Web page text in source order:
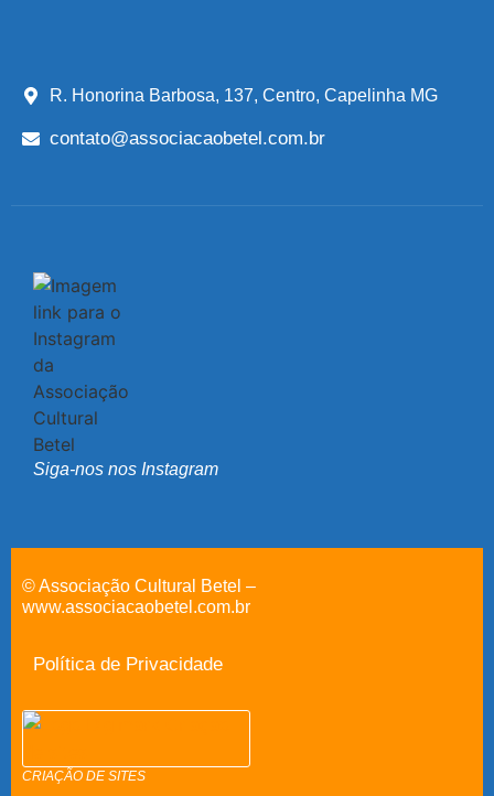
R. Honorina Barbosa, 137, Centro, Capelinha MG
contato@associacaobetel.com.br
Siga-nos nos Instagram
© Associação Cultural Betel –
www.associacaobetel.com.br
Política de Privacidade
CRIAÇÃO DE SITES